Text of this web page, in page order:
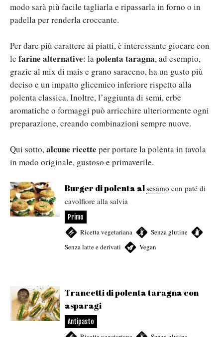
modo sarà più facile tagliarla e ripassarla in forno o in
padella per renderla croccante.
Per dare più carattere ai piatti, è interessante giocare con
le farine alternative: lapolenta taragna, ad esempio,
grazie al mix di mais e grano saraceno, ha un gusto più
deciso e un impatto glicemico inferiore rispetto alla
polenta classica. Inoltre, l’aggiunta di semi, erbe
aromatiche o formaggi può arricchire ulteriormente ogni
preparazione, creando combinazioni sempre nuove.
Qui sotto,alcune ricette per portare la polenta in tavola
in modo originale, gustoso e primaverile.
Burger di polenta alsesamo con paté di
cavolfiore alla salvia
Primo
Ricetta vegetariana Senza glutine
Senza latte e derivati
Vegan
Trancetti di polenta taragna con
asparagi
Antipasto